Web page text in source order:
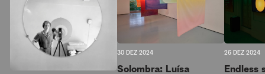
30 DEZ 2024
Solombra: Luísa
26 DEZ 2024
Endless